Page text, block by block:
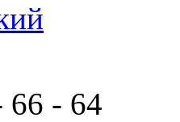
66 - 64